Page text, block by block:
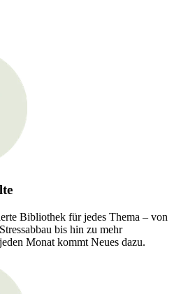
Bibliothek für jedes Thema – von
bis hin zu mehr
Monat kommt Neues dazu.